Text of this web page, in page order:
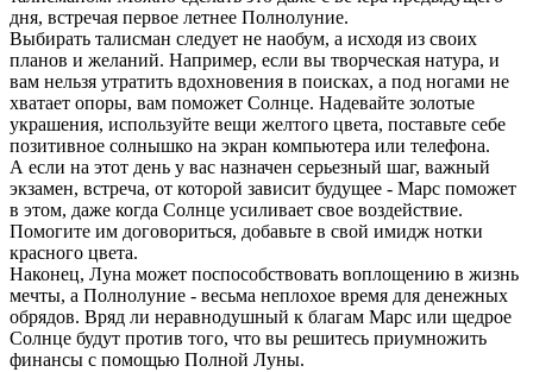
дня, встречая первое летнее Полнолуние.
Выбирать талисман следует не наобум, а исходя из своих
планов и желаний. Например, если вы творческая натура, и
вам нельзя утратить вдохновения в поисках, а под ногами не
хватает опоры, вам поможет Солнце. Надевайте золотые
украшения, используйте вещи желтого цвета, поставьте себе
позитивное солнышко на экран компьютера или телефона.
А если на этот день у вас назначен серьезный шаг, важный
экзамен, встреча, от которой зависит будущее - Марс поможет
в этом, даже когда Солнце усиливает свое воздействие.
Помогите им договориться, добавьте в свой имидж нотки
красного цвета.
Наконец, Луна может поспособствовать воплощению в жизнь
мечты, а Полнолуние - весьма неплохое время для денежных
обрядов. Вряд ли неравнодушный к благам Марс или щедрое
Солнце будут против того, что вы решитесь приумножить
финансы с помощью Полной Луны.